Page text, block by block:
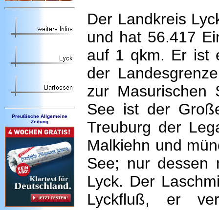
Preußische Allgemeine
Zeitung
Der Landkreis
und hat 56.417
auf 1 qkm. Er ist
der
zur Masurischen
See ist der
Treuburg der
Malkiehn und
See; nur dessen
Lyck. Der
Lyckfluß, er